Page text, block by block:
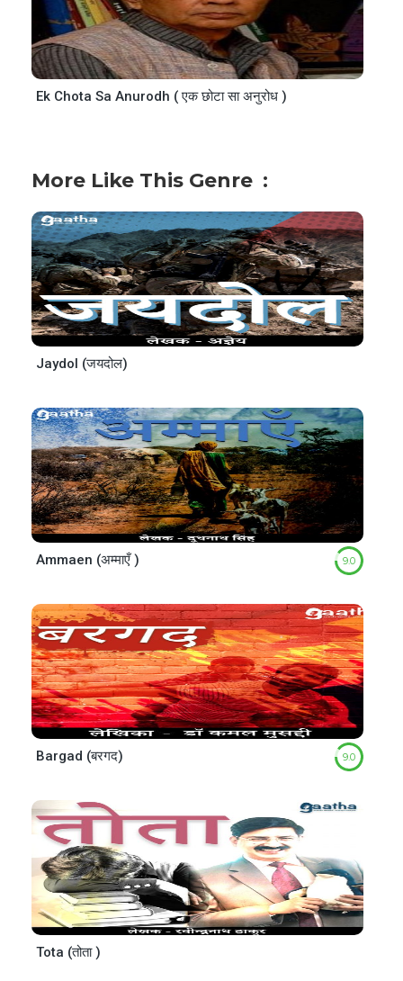
Ek Chota Sa Anurodh ( एक छोटा सा अनुरोध )
More Like This Genre
Jaydol (जयदोल)
Ammaen (अम्माएँ ) 9.0
Bargad (बरगद) 9.0
Tota (तोता )